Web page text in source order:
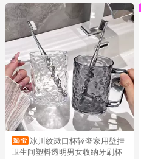
冰川纹漱口杯轻奢家用壁挂
卫生间塑料透明男女收纳牙刷杯